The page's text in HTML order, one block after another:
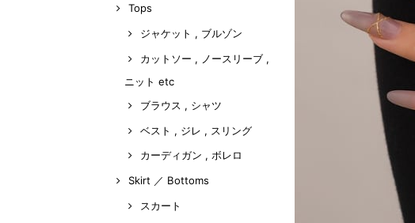
Tops
ジャケット , ブルゾン
カットソー , ノースリーブ ,
ニット etc
ブラウス , シャツ
ベスト , ジレ , スリング
カーディガン , ボレロ
Skirt ／ Bottoms
スカート